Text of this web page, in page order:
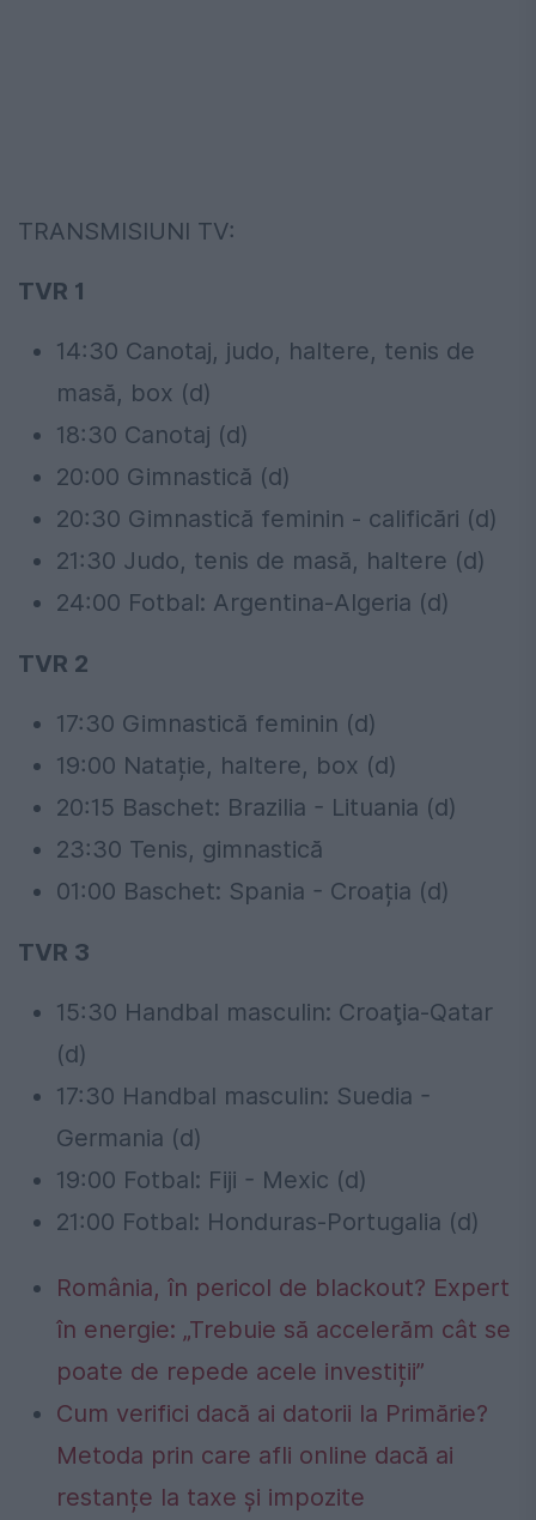
TRANSMISIUNI TV:
TVR 1
14:30 Canotaj, judo, haltere, tenis de
masă, box (d)
18:30 Canotaj (d)
20:00 Gimnastică (d)
20:30 Gimnastică feminin - calificări (d)
21:30 Judo, tenis de masă, haltere (d)
24:00 Fotbal: Argentina-Algeria (d)
TVR 2
17:30 Gimnastică feminin (d)
19:00 Natație, haltere, box (d)
20:15 Baschet: Brazilia - Lituania (d)
23:30 Tenis, gimnastică
01:00 Baschet: Spania - Croația (d)
TVR 3
15:30 Handbal masculin: Croaţia-Qatar
(d)
17:30 Handbal masculin: Suedia -
Germania (d)
19:00 Fotbal: Fiji - Mexic (d)
21:00 Fotbal: Honduras-Portugalia (d)
România, în pericol de blackout? Expert
în energie: „Trebuie să accelerăm cât se
poate de repede acele investiții”
Cum verifici dacă ai datorii la Primărie?
Metoda prin care afli online dacă ai
restanțe la taxe și impozite